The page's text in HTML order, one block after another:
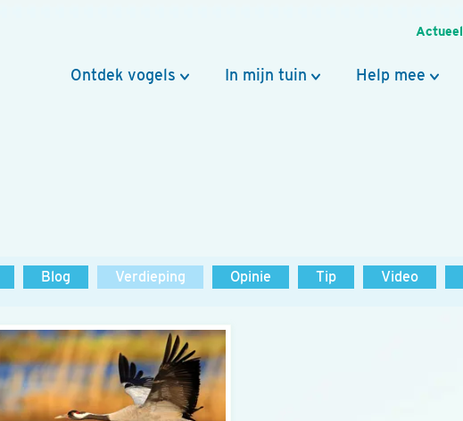
Actueel
Ontdek vogels In mijn tuin Help mee
Blog Verdieping Opinie Tip Video